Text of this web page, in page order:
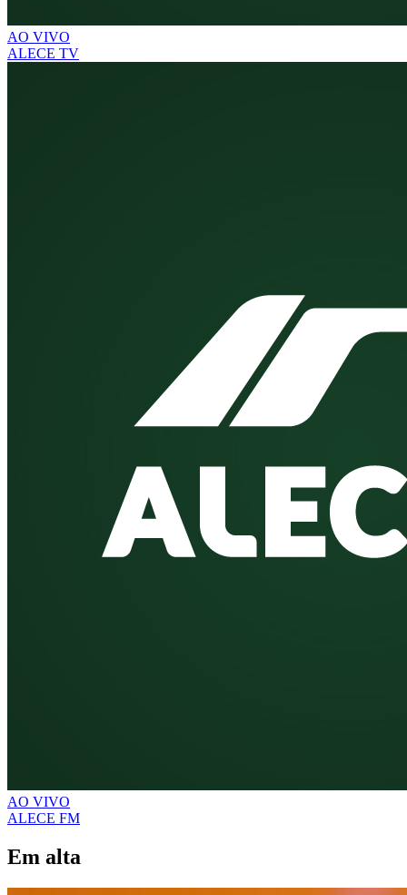
AO VIVO
ALECE TV
AO VIVO
ALECE FM
Em alta